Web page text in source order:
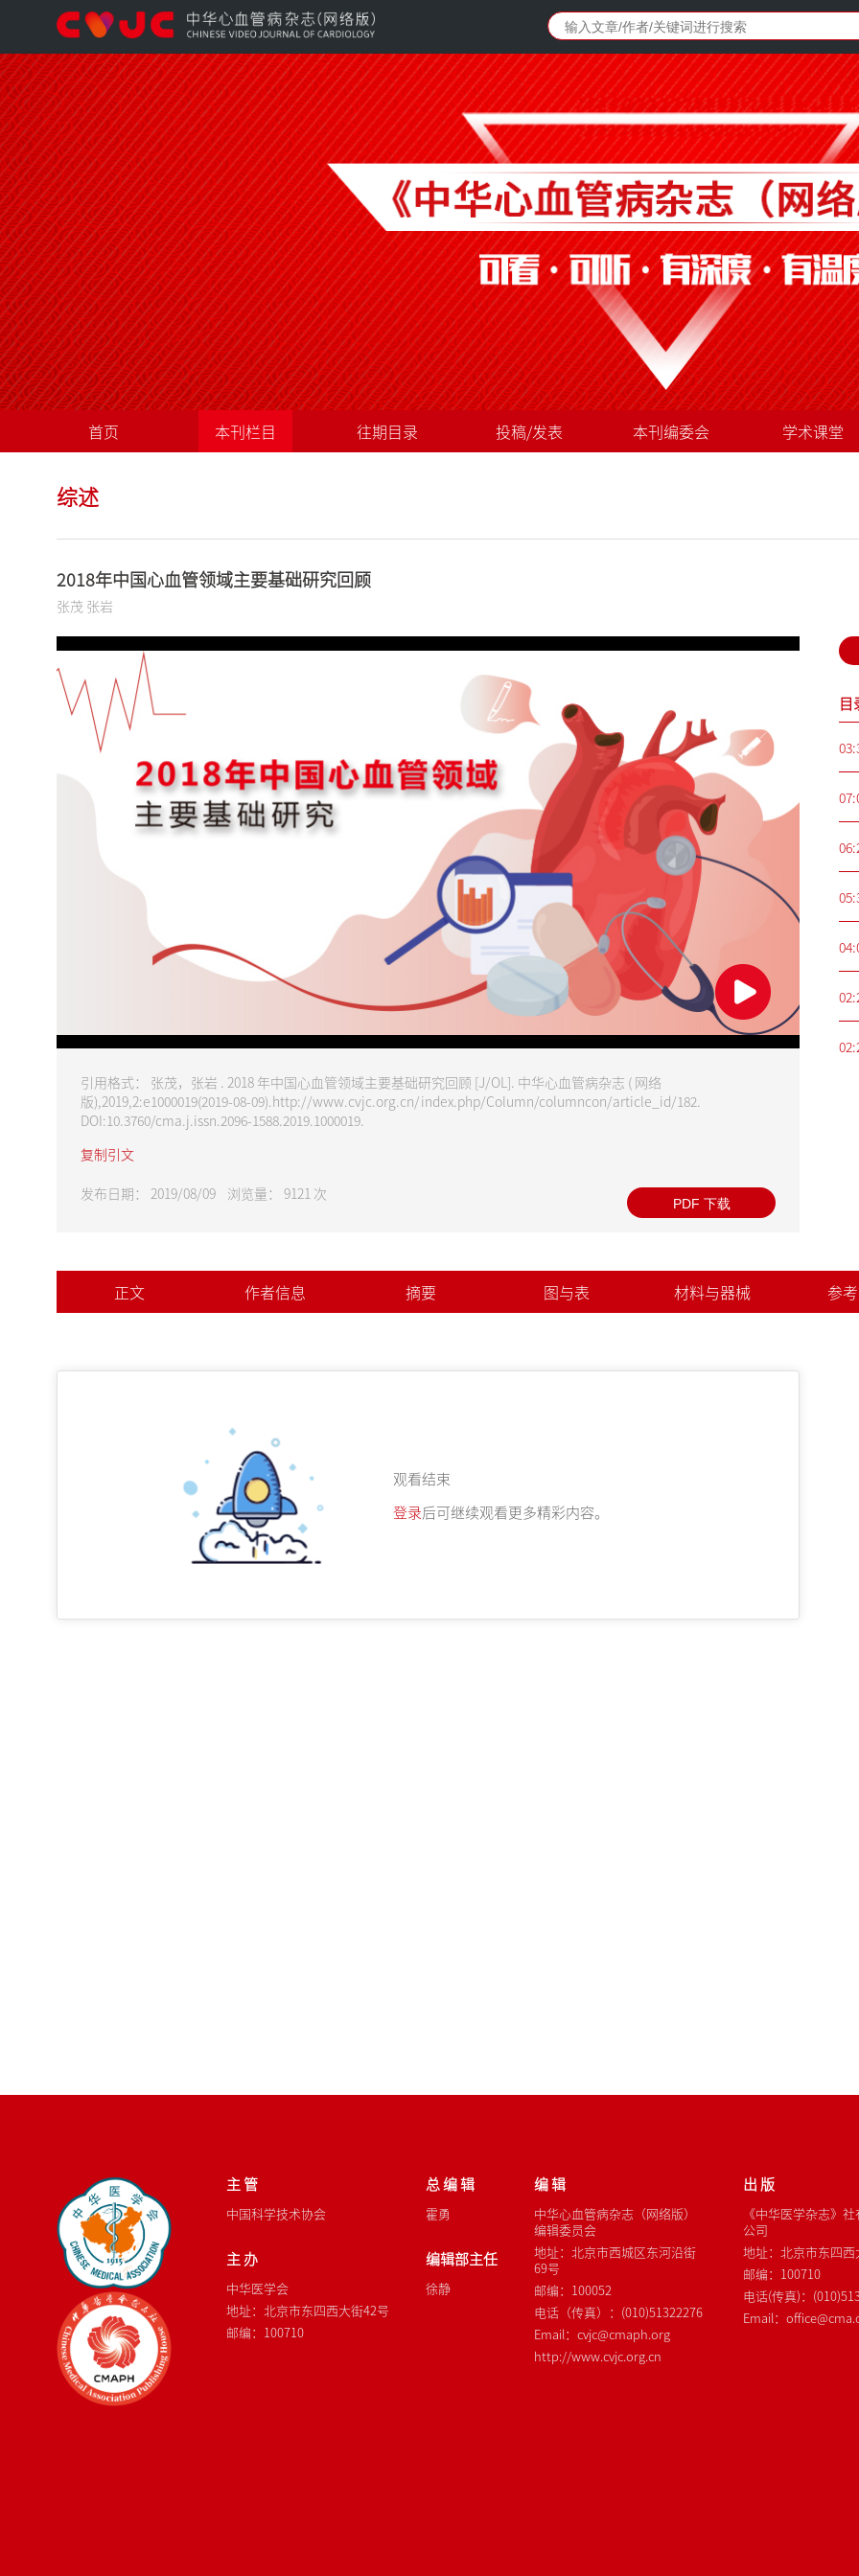
首页 本刊栏目 往期目录 投稿/发表 本刊编委会 学术课堂
综述
2018年中国心血管领域主要基础研究回顾
张茂 张岩
引用格式： 张茂，张岩 . 2018 年中国心血管领域主要基础研究回顾 [J/OL]. 中华心血管病杂志 ( 网络
版),2019,2:e1000019(2019-08-09).http://www.cvjc.org.cn/index.php/Column/columncon/article_id/182.
DOI:10.3760/cma.j.issn.2096-1588.2019.1000019.
复制引文
发布日期： 2019/08/09 浏览量： 9121 次
PDF 下载
目
正文 作者信息 摘要 图与表 材料与器械 参
观看结束
登录后可继续观看更多精彩内容。
主 管
中国科学技术协会
主 办
中华医学会
地址：北京市东四西大街42号
邮编：100710
总 编 辑
霍勇
编辑部主任
徐静
编 辑
中华心血管病杂志（网络版）
编辑委员会
地址：北京市西城区东河沿街
69号
邮编：100052
电话（传真）：(010)51322276
Email：cvjc@cmaph.org
http://www.cvjc.org.cn
出 版
《中华医学杂志》
公司
地址：北京市东四西
邮编：100710
电话(传真)：
Email：